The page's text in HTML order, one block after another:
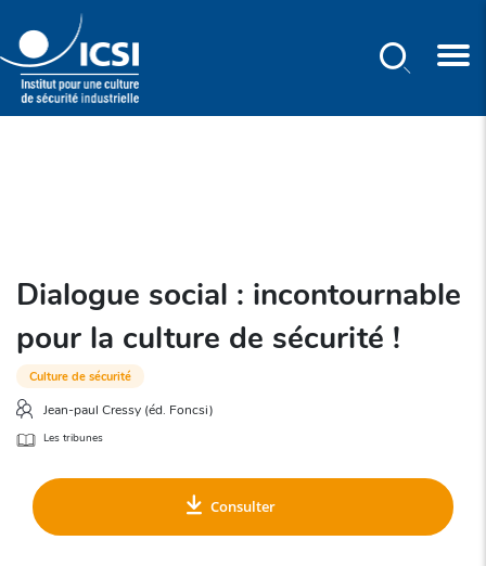
Dialogue social : incontournable
pour la culture de sécurité !
Culture de sécurité
Jean-paul Cressy (éd. Foncsi)
Les tribunes
Consulter